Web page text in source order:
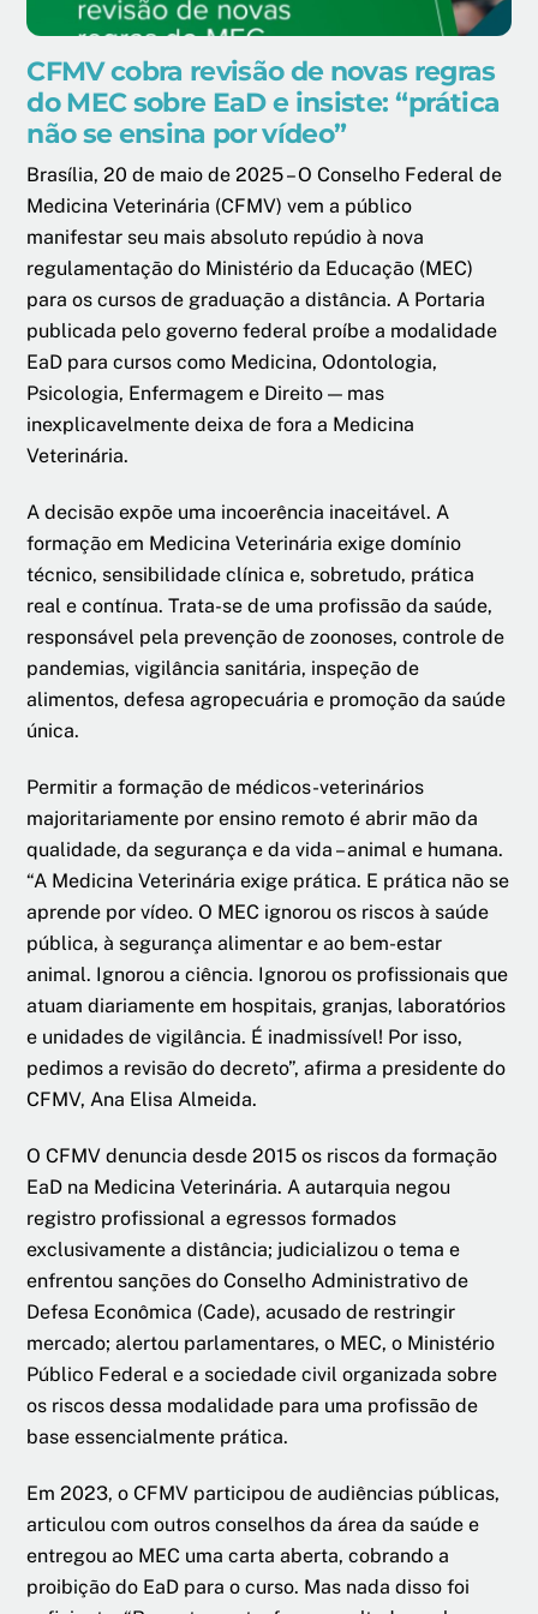
CFMV cobra revisão de novas regras
do MEC sobre EaD e insiste: “prática
não se ensina por vídeo”
Brasília, 20 de maio de 2025 – O Conselho Federal de
Medicina Veterinária (CFMV) vem a público
manifestar seu mais absoluto repúdio à nova
regulamentação do Ministério da Educação (MEC)
para os cursos de graduação a distância. A Portaria
publicada pelo governo federal proíbe a modalidade
EaD para cursos como Medicina, Odontologia,
Psicologia, Enfermagem e Direito — mas
inexplicavelmente deixa de fora a Medicina
Veterinária.
A decisão expõe uma incoerência inaceitável. A
formação em Medicina Veterinária exige domínio
técnico, sensibilidade clínica e, sobretudo, prática
real e contínua. Trata-se de uma profissão da saúde,
responsável pela prevenção de zoonoses, controle de
pandemias, vigilância sanitária, inspeção de
alimentos, defesa agropecuária e promoção da saúde
única.
Permitir a formação de médicos-veterinários
majoritariamente por ensino remoto é abrir mão da
qualidade, da segurança e da vida – animal e humana.
“A Medicina Veterinária exige prática. E prática não se
aprende por vídeo. O MEC ignorou os riscos à saúde
pública, à segurança alimentar e ao bem-estar
animal. Ignorou a ciência. Ignorou os profissionais que
atuam diariamente em hospitais, granjas, laboratórios
e unidades de vigilância. É inadmissível! Por isso,
pedimos a revisão do decreto”, afirma a presidente do
CFMV, Ana Elisa Almeida.
O CFMV denuncia desde 2015 os riscos da formação
EaD na Medicina Veterinária. A autarquia negou
registro profissional a egressos formados
exclusivamente a distância; judicializou o tema e
enfrentou sanções do Conselho Administrativo de
Defesa Econômica (Cade), acusado de restringir
mercado; alertou parlamentares, o MEC, o Ministério
Público Federal e a sociedade civil organizada sobre
os riscos dessa modalidade para uma profissão de
base essencialmente prática.
Em 2023, o CFMV participou de audiências públicas,
articulou com outros conselhos da área da saúde e
entregou ao MEC uma carta aberta, cobrando a
proibição do EaD para o curso. Mas nada disso foi